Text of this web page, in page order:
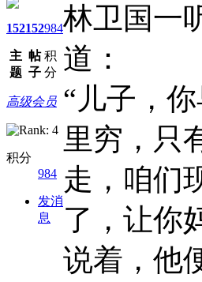
152
主
题
152
帖
子
984
积
分
高级会员
积分
984
发消
息
林卫国一
道：
“儿子，
里穷，只
走，咱们
了，让你
说着，他